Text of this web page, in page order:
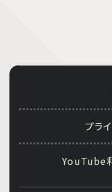
プラ
YouTube